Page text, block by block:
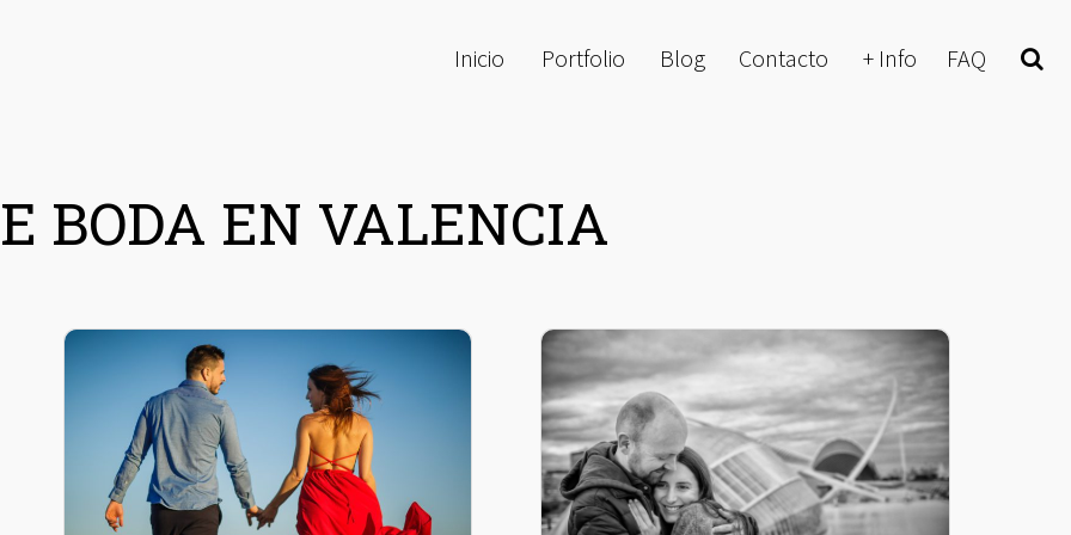
Inicio Portfolio Blog Contacto + Info FAQ Buscar
BODA EN VALENCIA